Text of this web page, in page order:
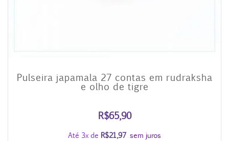
Pulseira japamala 27 contas em rudraksha
e olho de tigre
R$65,90
Até 3x de R$21,97 sem juros